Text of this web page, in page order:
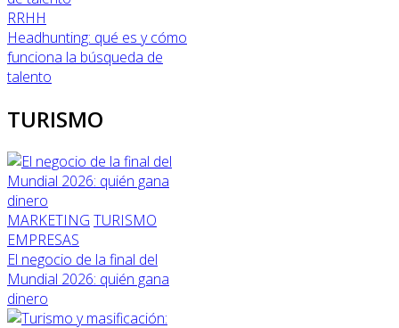
RRHH
Headhunting: qué es y cómo
funciona la búsqueda de
talento
TURISMO
MARKETING TURISMO
EMPRESAS
El negocio de la final del
Mundial 2026: quién gana
dinero